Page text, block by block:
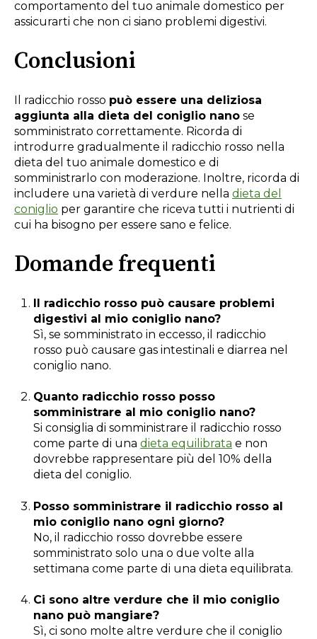
comportamento del tuo animale domestico per
assicurarti che non ci siano problemi digestivi.
Conclusioni
Il radicchio rosso può essere una deliziosa
aggiunta alla dieta del coniglio nano se
somministrato correttamente. Ricorda di
introdurre gradualmente il radicchio rosso nella
dieta del tuo animale domestico e di
somministrarlo con moderazione. Inoltre, ricorda di
includere una varietà di verdure nella dieta del
coniglio per garantire che riceva tutti i nutrienti di
cui ha bisogno per essere sano e felice.
Domande frequenti
Il radicchio rosso può causare problemi
digestivi al mio coniglio nano?
Sì, se somministrato in eccesso, il radicchio
rosso può causare gas intestinali e diarrea nel
coniglio nano.
Quanto radicchio rosso posso
somministrare al mio coniglio nano?
Si consiglia di somministrare il radicchio rosso
come parte di unadieta equilibrata e non
dovrebbe rappresentare più del 10% della
dieta del coniglio.
Posso somministrare il radicchio rosso al
mio coniglio nano ogni giorno?
No, il radicchio rosso dovrebbe essere
somministrato solo una o due volte alla
settimana come parte di una dieta equilibrata.
Ci sono altre verdure che il mio coniglio
nano può mangiare?
Sì, ci sono molte altre verdure che il coniglio